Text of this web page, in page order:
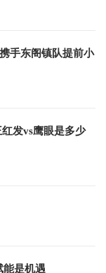
手东阁镇队提前小
发vs鹰眼是多少
能是机遇